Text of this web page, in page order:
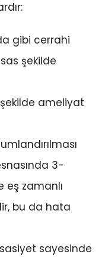
gibi cerrahi
şekilde
ameliyat
3-
zamanlı
bu da hata
sayesinde